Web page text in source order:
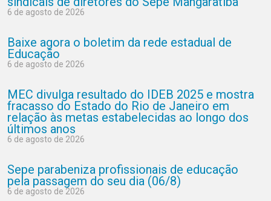
6 de agosto de 2026
Baixe agora o boletim da rede estadual de
Educação
6 de agosto de 2026
MEC divulga resultado do IDEB 2025 e mostra
fracasso do Estado do Rio de Janeiro em
relação às metas estabelecidas ao longo dos
últimos anos
6 de agosto de 2026
Sepe parabeniza profissionais de educação
pela passagem do seu dia (06/8)
6 de agosto de 2026